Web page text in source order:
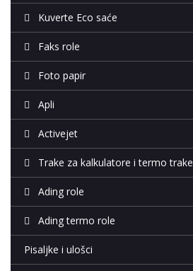
Kuverte Eco saće
Faks role
Foto papir
Apli
Activejet
Trake za kalkulatore i termo trake
Ading role
Ading termo role
Pisaljke i ulošci